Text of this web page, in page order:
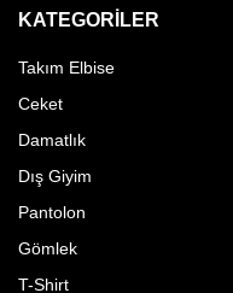
KATEGORILER
Takım Elbise
Ceket
Damatlık
Dış Giyim
Pantolon
Gömlek
T-Shirt